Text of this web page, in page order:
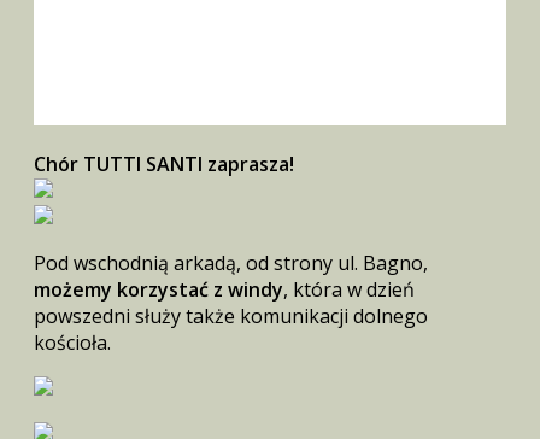
Chór TUTTI SANTI zaprasza!
Pod wschodnią arkadą, od strony ul. Bagno,
możemy korzystać z windy, która w dzień
powszedni służy także komunikacji dolnego
kościoła.